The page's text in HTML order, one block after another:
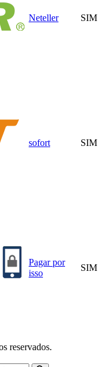
Neteller SIM
sofort SIM
Pagar por
isso
SIM
reservados.